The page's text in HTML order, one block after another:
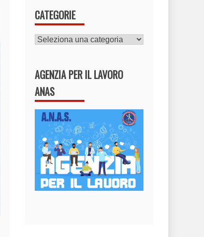
CATEGORIE
CATEGORIE
AGENZIA PER IL LAVORO
ANAS